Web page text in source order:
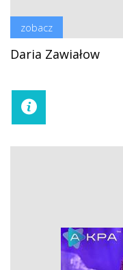
zobacz
Daria Zawiałow